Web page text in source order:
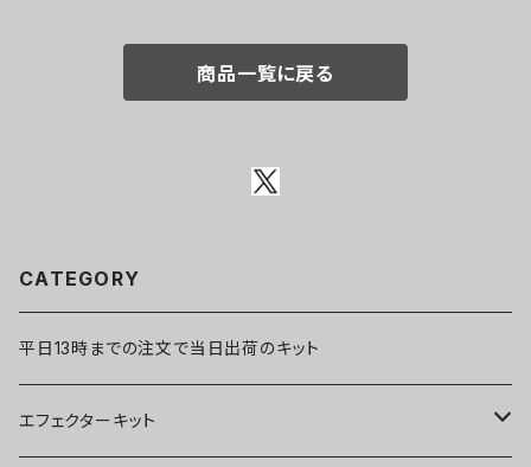
商品一覧に戻る
CATEGORY
平日13時までの注文で当日出荷のキット
エフェクターキット